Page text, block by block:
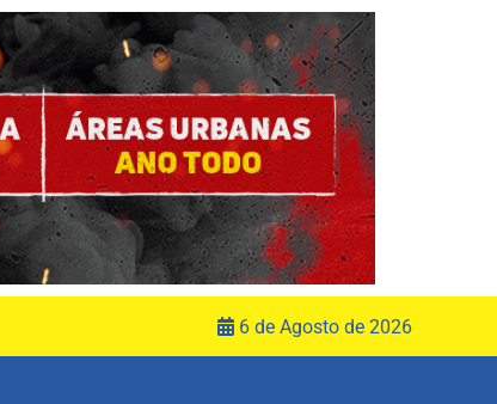
6 de Agosto de 2026